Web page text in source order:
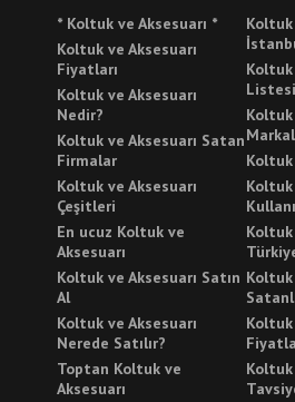
* Koltuk ve Aksesuarı *
Koltuk ve Aksesuarı
Fiyatları
Koltuk ve Aksesuarı
Nedir?
Koltuk ve Aksesuarı Satan
Firmalar
Koltuk ve Aksesuarı
Çeşitleri
En ucuz Koltuk ve
Aksesuarı
Koltuk ve Aksesuarı Satın
Al
Koltuk ve Aksesuarı
Nerede Satılır?
Toptan Koltuk ve
Aksesuarı
Koltuk
Koltuk
Listesi
Koltuk
Koltuk
Koltuk
Koltuk
Koltuk
Koltuk
Koltuk